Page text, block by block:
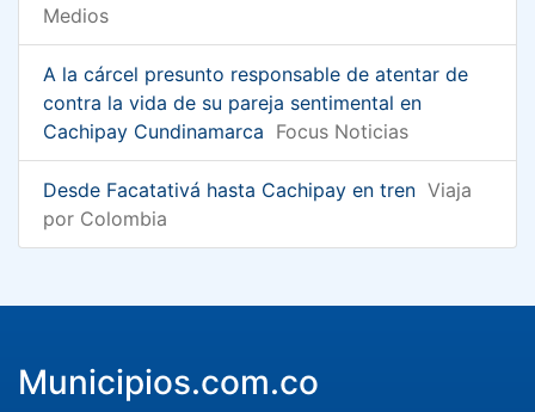
Medios
A la cárcel presunto responsable de atentar de
contra la vida de su pareja sentimental en
Cachipay Cundinamarca Focus Noticias
Desde Facatativá hasta Cachipay en tren Viaja
por Colombia
Municipios.com.co